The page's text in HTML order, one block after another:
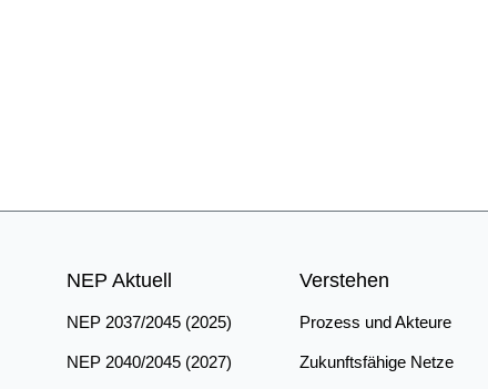
NEP Aktuell
NEP 2037/2045 (2025)
NEP 2040/2045 (2027)
Verstehen
Prozess und Akteure
Zukunftsfähige Netze